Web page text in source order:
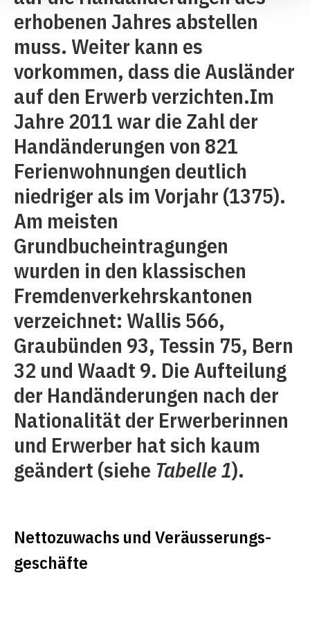
erhobenen Jahres abstellen
muss. Weiter kann es
vorkommen, dass die Ausländer
auf den Erwerb verzichten.Im
Jahre 2011 war die Zahl der
Handänderungen von 821
Ferienwohnungen deutlich
niedriger als im Vorjahr (1375).
Am meisten
Grundbucheintragungen
wurden in den klassischen
Fremdenverkehrskantonen
verzeichnet: Wallis 566,
Graubünden 93, Tessin 75, Bern
32 und Waadt 9. Die Aufteilung
der Handänderungen nach der
Nationalität der Erwerberinnen
und Erwerber hat sich kaum
geändert (siehe Tabelle 1).
Nettozuwachs und Veräusserungs­
geschäfte